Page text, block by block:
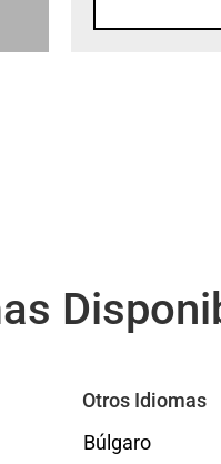
Otros Idiomas
Búlgaro